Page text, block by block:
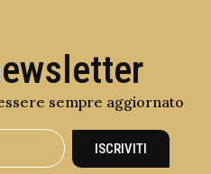
sempre aggiornato
ISCRIVITI